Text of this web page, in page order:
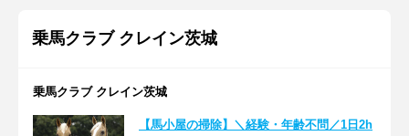
乗馬クラブ クレイン茨城
乗馬クラブ クレイン茨城
【馬小屋の掃除】＼経験・年齢不問／1日2h